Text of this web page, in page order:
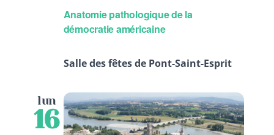
Anatomie pathologique de la
démocratie américaine
Salle des fêtes de Pont-Saint-Esprit
lun
16